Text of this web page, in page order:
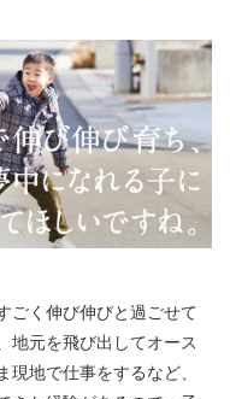
ごく伸び伸びと過ごせて
地元を飛び出してオース
現地で仕事をするなど、